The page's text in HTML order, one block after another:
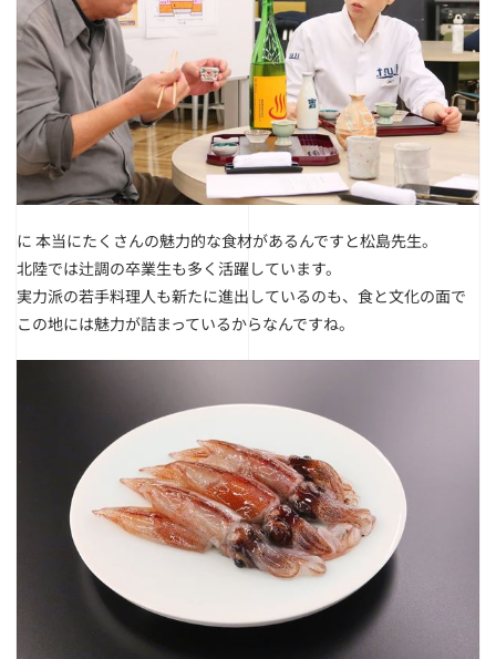
に 本当にたくさんの魅力的な食材があるんですと松島先生。
北陸では辻調の卒業生も多く活躍しています。
実力派の若手料理人も新たに進出しているのも、食と文化の面で
この地には魅力が詰まっているからなんですね。